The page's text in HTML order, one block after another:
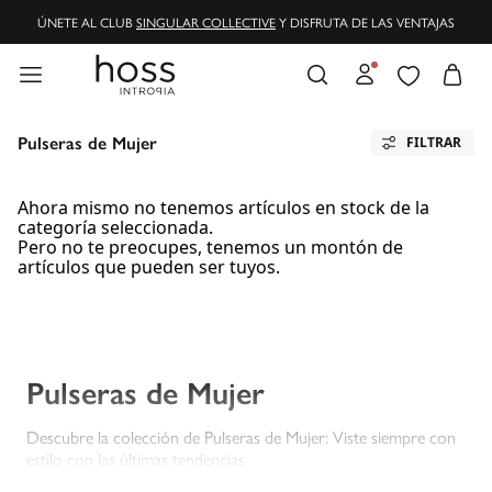
ÚNETE AL CLUBSINGULAR COLLECTIVEY DISFRUTA DE LAS VENTAJAS
Pulseras de Mujer FILTRAR
Ahora mismo no tenemos artículos en stock de la
categoría seleccionada.
Pero no te preocupes, tenemos un montón de
artículos que pueden ser tuyos.
Pulseras de Mujer
Descubre la colección de Pulseras de Mujer: Viste siempre con
estilo con las últimas tendencias